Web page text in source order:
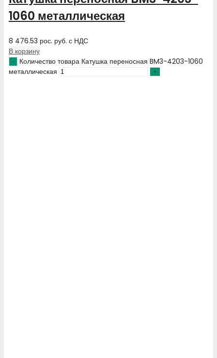
1060 металлическая
8 476.53 рос. руб. с НДС
В корзину
Количество товара Катушка переносная BM3-4203-1060
металлическая